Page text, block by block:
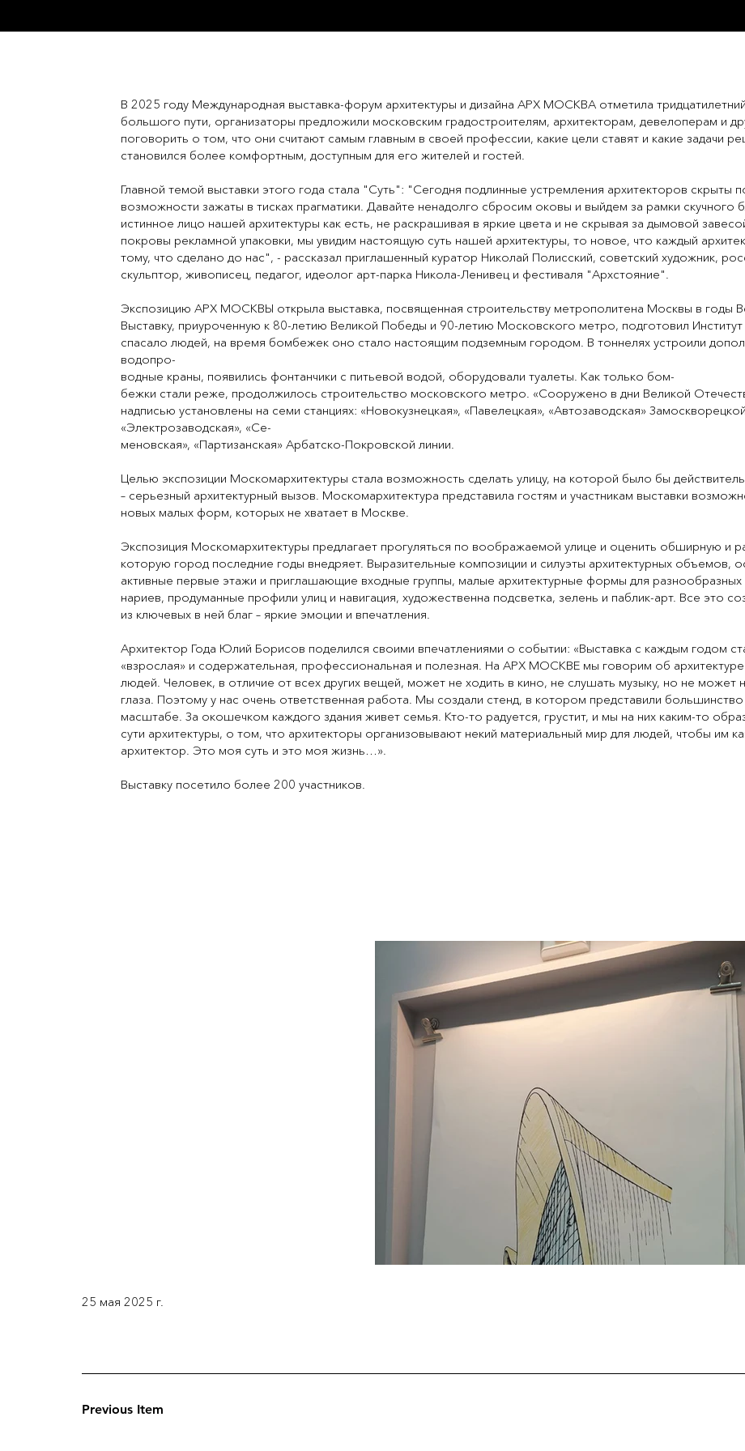
В 2025 году Международная выставка-форум архитектуры и дизайна АРХ МОСКВА отметила
большого пути, организаторы предложили московским градостроителям, архитекторам, девелоперам и
поговорить о том, что они считают самым главным в своей профессии, какие цели ставят и какие задачи
становился более комфортным, доступным для его жителей и гостей.
Главной темой выставки этого года стала "Суть": "Сегодня подлинные устремления архитекторов скрыты
возможности зажаты в тисках прагматики. Давайте ненадолго сбросим оковы и выйдем за рамки скучного
истинное лицо нашей архитектуры как есть, не раскрашивая в яркие цвета и не скрывая за дымовой
покровы рекламной упаковки, мы увидим настоящую суть нашей архитектуры, то новое, что каждый
тому, что сделано до нас", - рассказал приглашенный куратор Николай Полисский, советский художник,
скульптор, живописец, педагог, идеолог арт-парка Никола-Ленивец и фестиваля "Архстояние".
Экспозицию АРХ МОСКВЫ открыла выставка, посвященная строительству метрополитена Москвы в годы
Выставку, приуроченную к 80-летию Великой Победы и 90-летию Московского метро, подготовил
спасало людей, на время бомбежек оно стало настоящим подземным городом. В тоннелях устроили
водопро-
водные краны, появились фонтанчики с питьевой водой, оборудовали туалеты. Как только бом-
бежки стали реже, продолжилось строительство московского метро. «Сооружено в дни Великой
надписью установлены на семи станциях: «Новокузнецкая», «Павелецкая», «Автозаводская»
«Электрозаводская», «Се-
меновская», «Партизанская» Арбатско-Покровской линии.
Целью экспозиции Москомархитектуры стала возможность сделать улицу, на которой было бы
– серьезный архитектурный вызов. Москомархитектура представила гостям и участникам выставки
новых малых форм, которых не хватает в Москве.
Экспозиция Москомархитектуры предлагает прогуляться по воображаемой улице и оценить обширную и
которую город последние годы внедряет. Выразительные композиции и силуэты архитектурных объемов,
активные первые этажи и приглашающие входные группы, малые архитектурные формы для разнообразных
нариев, продуманные профили улиц и навигация, художественна подсветка, зелень и паблик-арт. Все это
из ключевых в ней благ – яркие эмоции и впечатления.
Архитектор Года Юлий Борисов поделился своими впечатлениями о событии: «Выставка с каждым годом
«взрослая» и содержательная, профессиональная и полезная. На АРХ МОСКВЕ мы говорим об архитектуре
людей. Человек, в отличие от всех других вещей, может не ходить в кино, не слушать музыку, но не может
глаза. Поэтому у нас очень ответственная работа. Мы создали стенд, в котором представили
масштабе. За окошечком каждого здания живет семья. Кто-то радуется, грустит, и мы на них каким-то
сути архитектуры, о том, что архитекторы организовывают некий материальный мир для людей, чтобы им
архитектор. Это моя суть и это моя жизнь…».
Выставку посетило более 200 участников.
25 мая 2025 г.
Previous Item